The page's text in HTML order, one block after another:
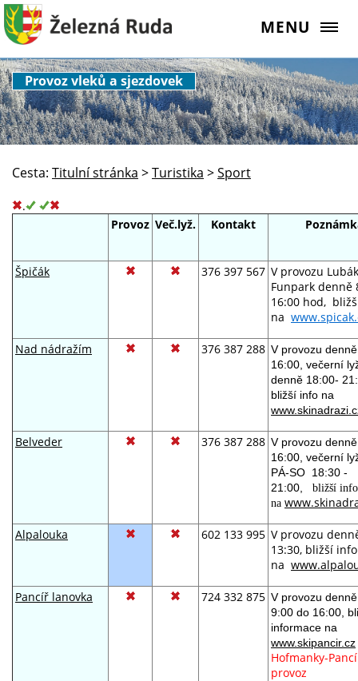
MENU
Provoz vleků a sjezdovek
Cesta: Titulní stránka >Turistika >Sport
.
Provoz Več.lyž. Kontakt
Špičák 376 397 567 V provozu Lubák
Funpark denně
16:00 hod, bl
na
Nad nádražím 376 387 288 V provozu
16:00, večerní
denně 18:00-
bližší info na
Belveder 376 387 288 V provozu
16:00, večerní
PÁ-SO 18:30 -
21:00,
bližší info
na
Alpalouka 602 133 995 V provozu
13:30, bližší info
na
Pancíř lanovka 724 332 875 V provozu
9:00 do 16:00,
informace na
www.skipancir.cz
Hofmanky-
provoz